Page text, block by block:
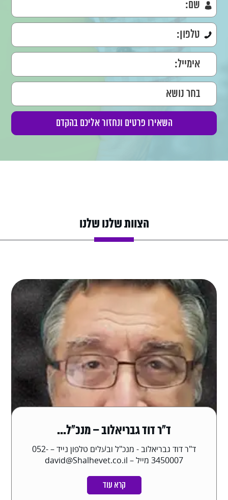
הצוות שלנו שלנו
ד"ר דוד גבריאלוב – מנכ"ל...
ד"ר דוד גבריאלוב - מנכ"ל ובעלים טלפון נייד – 052-
3450007 מייל – david@Shalhevet.co.il
קרא עוד